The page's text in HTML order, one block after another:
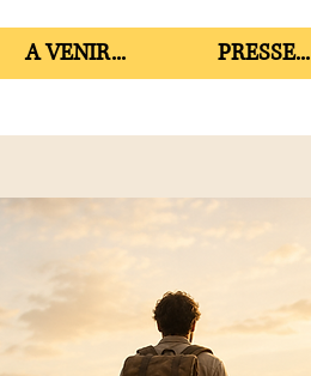
A VENIR... PRESSE...